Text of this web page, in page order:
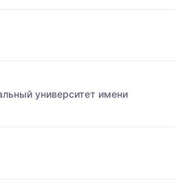
университет имени